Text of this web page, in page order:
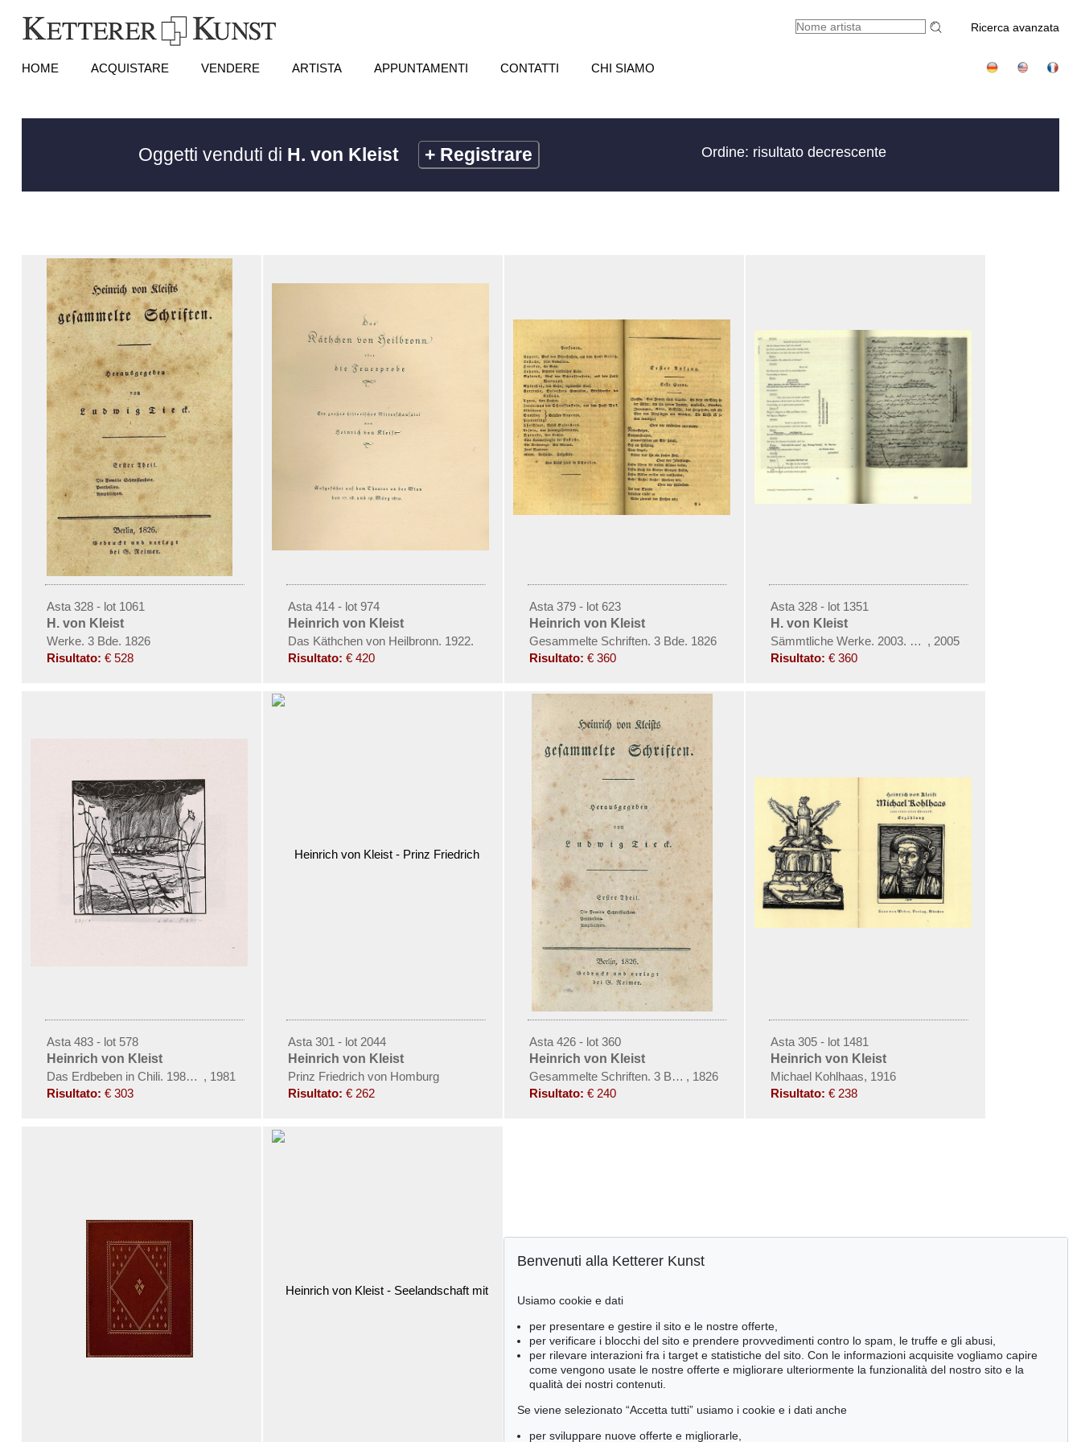
Ricerca avanzata
HOME ACQUISTARE VENDERE ARTISTA APPUNTAMENTI CONTATTI CHI SIAMO
Oggetti venduti di H. von Kleist + Registrare Ordine: risultato decrescente
Asta 328 - lot 1061
H. von Kleist
Werke. 3 Bde. 1826
Risultato: € 528
Asta 414 - lot 974
Heinrich von Kleist
Das Käthchen von Heilbronn. 1922.
Risultato: € 420
Asta 379 - lot 623
Heinrich von Kleist
Gesammelte Schriften. 3 Bde. 1826
Risultato: € 360
Asta 328 - lot 1351
H. von Kleist
Sämmtliche Werke. 2003. 35 Tle. in 17 Schuber.
, 2005
Risultato: € 360
Asta 483 - lot 578
Heinrich von Kleist
Das Erdbeben in Chili. 1981 (mit Suite)
, 1981
Risultato: € 303
Asta 301 - lot 2044
Heinrich von Kleist
Prinz Friedrich von Homburg
Risultato: € 262
Asta 426 - lot 360
Heinrich von Kleist
Gesammelte Schriften. 3 Bde., 1826
Risultato: € 240
Asta 305 - lot 1481
Heinrich von Kleist
Michael Kohlhaas, 1916
Risultato: € 238
Benvenuti alla Ketterer Kunst
Usiamo cookie e dati
per presentare e gestire il sito e le nostre offerte,
per verificare i blocchi del sito e prendere provvedimenti contro lo spam, le truffe e gli abusi,
per rilevare interazioni fra i target e statistiche del sito. Con le informazioni acquisite vogliamo capire
come vengono usate le nostre offerte e migliorare ulteriormente la funzionalità del nostro sito e la
qualità dei nostri contenuti.
Se viene selezionato “Accetta tutti” usiamo i cookie e i dati anche
per sviluppare nuove offerte e migliorarle,